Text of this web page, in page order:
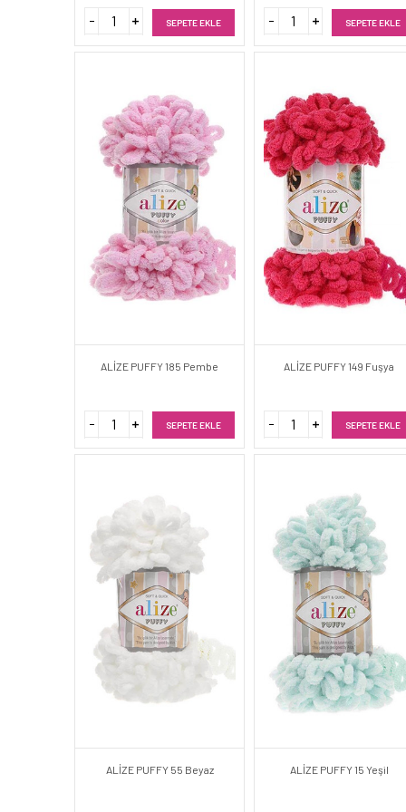
SEPETE EKLE SEPETE EKLE
ALİZE PUFFY 185 Pembe
SEPETE EKLE
ALİZE PUFFY 149 Fuşya
SEPETE EKLE
ALİZE PUFFY 55 Beyaz ALİZE PUFFY 15 Yeşil